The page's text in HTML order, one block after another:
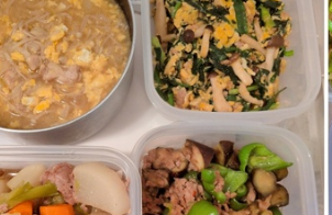
お召し上がりください〜
鶏肉のとろみ卵スープ
マンと厚揚げのひき肉味噌炒め
めじの卵炒め
根とにんじんの煮物
ロッコリーソテー